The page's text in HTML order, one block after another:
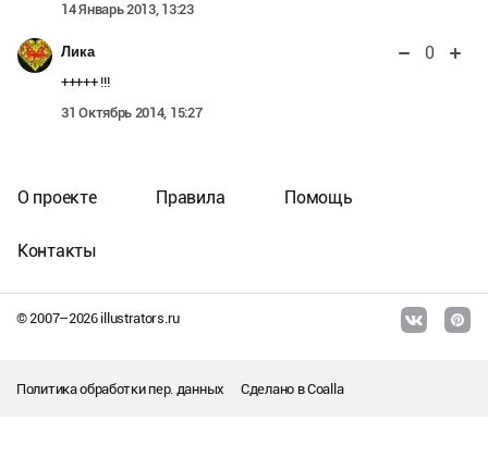
14 Январь 2013, 13:23
Лика 0
+++++ !!!
31 Октябрь 2014, 15:27
© 2007–2026illustrators.ru
О проекте Правила Помощь
Контакты
Политика обработки пер. данных Сделано вCoalla